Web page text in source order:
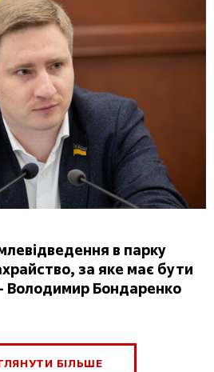
в парку
за яке має бути
- Володимир Бондаренко
БІЛЬШЕ